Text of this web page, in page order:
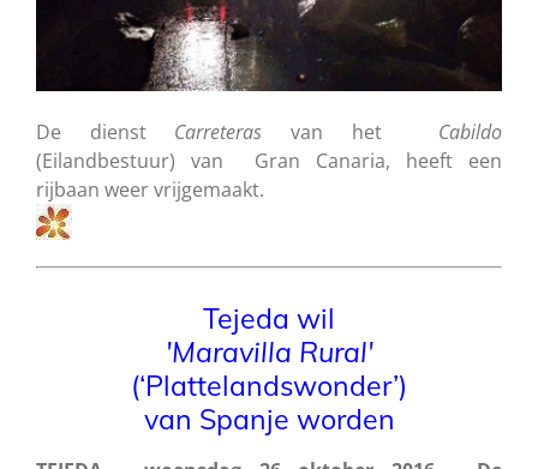
De dienst Carreteras van het Cabildo
(Eilandbestuur) van Gran Canaria, heeft een
rijbaan weer vrijgemaakt.
Tejeda wil
'Maravilla Rural'
(‘Plattelandswonder’)
van Spanje worden